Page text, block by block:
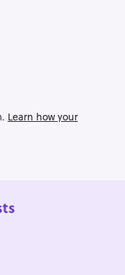
Learn how your